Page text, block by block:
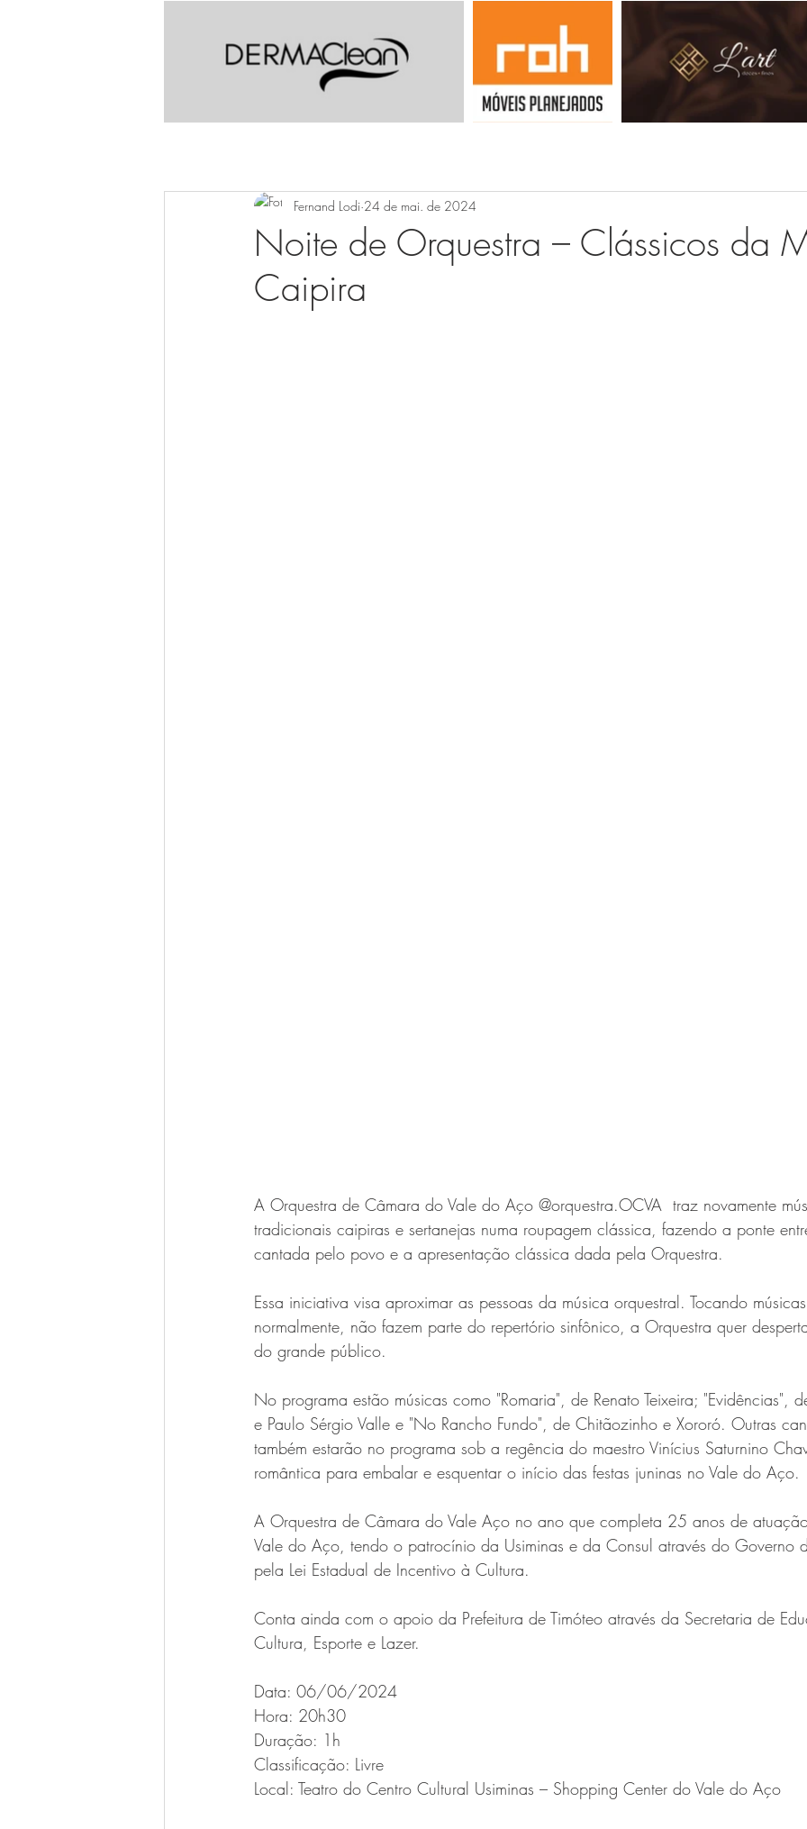
Noite de Orquestra – Clássicos da
Caipira
Fernand Lodi 24 de mai. de 2024
A Orquestra de Câmara do Vale do Aço @orquestra.OCVA  traz novamente
tradicionais caipiras e sertanejas numa roupagem clássica, fazendo a ponte
cantada pelo povo e a apresentação clássica dada pela Orquestra.
Essa iniciativa visa aproximar as pessoas da música orquestral. Tocando
normalmente, não fazem parte do repertório sinfônico, a Orquestra quer
do grande público.
No programa estão músicas como "Romaria", de Renato Teixeira; "Evidências",
e Paulo Sérgio Valle e "No Rancho Fundo", de Chitãozinho e Xororó. Outras
também estarão no programa sob a regência do maestro Vinícius Saturnino
romântica para embalar e esquentar o início das festas juninas no Vale do Aço.
A Orquestra de Câmara do Vale Aço no ano que completa 25 anos de
Vale do Aço, tendo o patrocínio da Usiminas e da Consul através do Governo
pela Lei Estadual de Incentivo à Cultura.
Conta ainda com o apoio da Prefeitura de Timóteo através da Secretaria de
Cultura, Esporte e Lazer.
Data: 06/06/2024
Hora: 20h30
Duração: 1h
Classificação: Livre
Local: Teatro do Centro Cultural Usiminas – Shopping Center do Vale do Aço